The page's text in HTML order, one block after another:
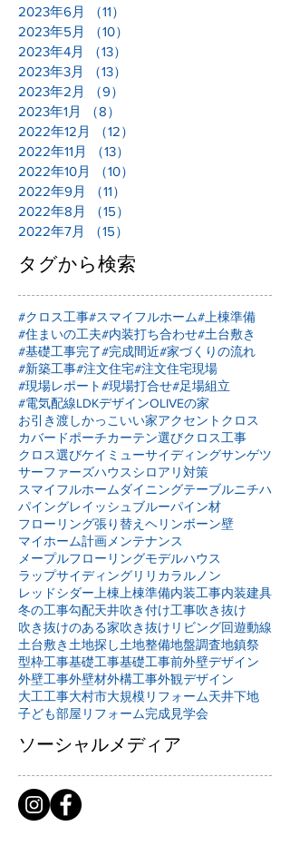
2023年6月
（11）
2023年5月
（10）
2023年4月
（13）
2023年3月
（13）
2023年2月
（9）
2023年1月
（8）
2022年12月
（12）
2022年11月
（13）
2022年10月
（10）
2022年9月
（11）
2022年8月
（15）
2022年7月
（15）
タグから検索
#クロス工事#スマイフルホーム#上棟準備
#住まいの工夫#内装打ち合わせ#土台敷き
#基礎工事完了#完成間近#家づくりの流れ
#新築工事#注文住宅#注文住宅現場
#現場レポート#現場打合せ#足場組立
#電気配線LDKデザインOLIVEの家
お引き渡しかっこいい家アクセントクロス
カバードポーチカーテン選びクロス工事
クロス選びケイミューサイディングサンゲツ
サーファーズハウスシロアリ対策
スマイフルホームダイニングテーブルニチハ
パイングレイッシュブルーパイン材
フローリング張り替え ヘリンボーン壁
マイホーム計画 メンテナンス
メープルフローリングモデルハウス
ラップサイディングリリカラ ルノン
レッドシダー 上棟 上棟準備内装工事内装建具
冬の工事勾配天井吹き付け工事吹き抜け
吹き抜けのある家吹き抜けリビング回遊動線
土台敷き 土地探し土地整備地盤調査地鎮祭
型枠工事基礎工事基礎工事前外壁デザイン
外壁工事外壁材外構工事外観デザイン
大工工事大村市大規模リフォーム天井下地
子ども部屋リフォーム完成見学会
ソーシャルメディア